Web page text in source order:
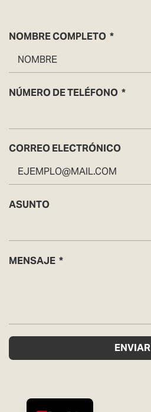
NOMBRE COMPLETO
NÚMERO DE TELÉFONO
CORREO ELECTRÓNICO
ASUNTO
MENSAJE
ENVIAR